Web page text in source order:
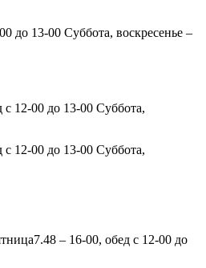
до 13-00 Суббота, воскресенье –
12-00 до 13-00 Суббота,
12-00 до 13-00 Суббота,
– 16-00, обед с 12-00 до